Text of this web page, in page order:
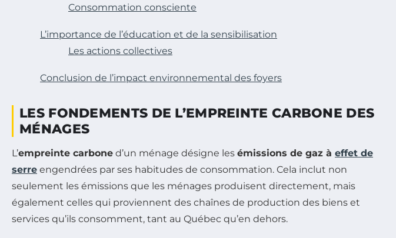
Consommation consciente
L’importance de l’éducation et de la sensibilisation
Les actions collectives
Conclusion de l’impact environnemental des foyers
LES FONDEMENTS DE L’EMPREINTE CARBONE DES
MÉNAGES
L’empreinte carbone d’un ménage désigne les émissions de gaz à effet de
serre engendrées par ses habitudes de consommation. Cela inclut non
seulement les émissions que les ménages produisent directement, mais
également celles qui proviennent des chaînes de production des biens et
services qu’ils consomment, tant au Québec qu’en dehors.